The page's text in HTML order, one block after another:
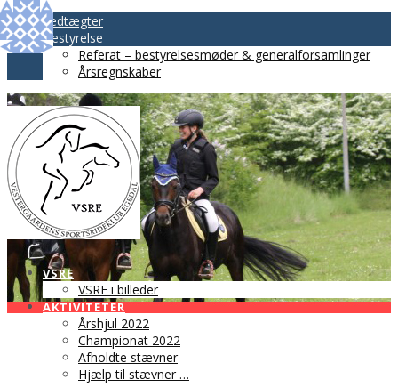
Vedtægter
Bestyrelse
Referat – bestyrelsesmøder & generalforsamlinger
Årsregnskaber
VSRE
VSRE i billeder
AKTIVITETER
Årshjul 2022
Championat 2022
Afholdte stævner
Hjælp til stævner …